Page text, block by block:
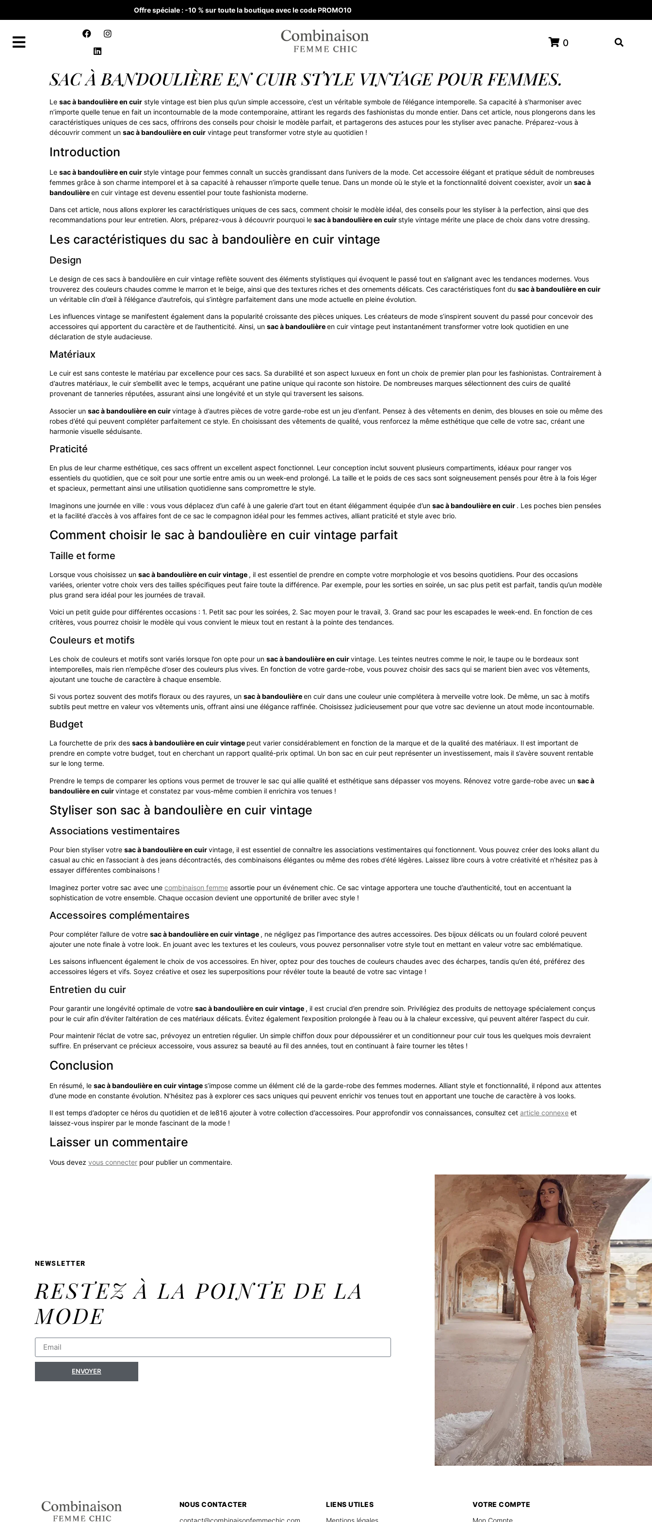
Offre spéciale : -10 % sur toute la boutique avec le code PROMO10
0
SAC À BANDOULIÈRE EN CUIR STYLE VINTAGE POUR FEMMES.
Le sac à bandoulière en cuir style vintage est bien plus qu’un simple accessoire, c’est un véritable symbole de l’élégance intemporelle. Sa capacité à s’harmoniser avec
n’importe quelle tenue en fait un incontournable de la mode contemporaine, attirant les regards des fashionistas du monde entier. Dans cet article, nous plongerons dans les
caractéristiques uniques de ces sacs, offrirons des conseils pour choisir le modèle parfait, et partagerons des astuces pour les styliser avec panache. Préparez-vous à
découvrir comment un sac à bandoulière en cuir vintage peut transformer votre style au quotidien !
Introduction
Le sac à bandoulière en cuirstyle vintage pour femmes connaît un succès grandissant dans l’univers de la mode. Cet accessoire élégant et pratique séduit de nombreuses
femmes grâce à son charme intemporel et à sa capacité à rehausser n’importe quelle tenue. Dans un monde où le style et la fonctionnalité doivent coexister, avoir un sac à
bandoulièreen cuir vintage est devenu essentiel pour toute fashionista moderne.
Dans cet article, nous allons explorer les caractéristiques uniques de ces sacs, comment choisir le modèle idéal, des conseils pour les styliser à la perfection, ainsi que des
recommandations pour leur entretien. Alors, préparez-vous à découvrir pourquoi le sac à bandoulière en cuirstyle vintage mérite une place de choix dans votre dressing.
Les caractéristiques du sac à bandoulière en cuir vintage
Design
Le design de ces sacs à bandoulière en cuir vintage reflète souvent des éléments stylistiques qui évoquent le passé tout en s’alignant avec les tendances modernes. Vous
trouverez des couleurs chaudes comme le marron et le beige, ainsi que des textures riches et des ornements délicats. Ces caractéristiques font du sac à bandoulière en cuir
un véritable clin d’œil à l’élégance d’autrefois, qui s’intègre parfaitement dans une mode actuelle en pleine évolution.
Les influences vintage se manifestent également dans la popularité croissante des pièces uniques. Les créateurs de mode s’inspirent souvent du passé pour concevoir des
accessoires qui apportent du caractère et de l’authenticité. Ainsi, un sac à bandoulièreen cuir vintage peut instantanément transformer votre look quotidien en une
déclaration de style audacieuse.
Matériaux
Le cuir est sans conteste le matériau par excellence pour ces sacs. Sa durabilité et son aspect luxueux en font un choix de premier plan pour les fashionistas. Contrairement à
d’autres matériaux, le cuir s’embellit avec le temps, acquérant une patine unique qui raconte son histoire. De nombreuses marques sélectionnent des cuirs de qualité
provenant de tanneries réputées, assurant ainsi une longévité et un style qui traversent les saisons.
Associer un sac à bandoulière en cuirvintage à d’autres pièces de votre garde-robe est un jeu d’enfant. Pensez à des vêtements en denim, des blouses en soie ou même des
robes d’été qui peuvent compléter parfaitement ce style. En choisissant des vêtements de qualité, vous renforcez la même esthétique que celle de votre sac, créant une
harmonie visuelle séduisante.
Praticité
En plus de leur charme esthétique, ces sacs offrent un excellent aspect fonctionnel. Leur conception inclut souvent plusieurs compartiments, idéaux pour ranger vos
essentiels du quotidien, que ce soit pour une sortie entre amis ou un week-end prolongé. La taille et le poids de ces sacs sont soigneusement pensés pour être à la fois léger
et spacieux, permettant ainsi une utilisation quotidienne sans compromettre le style.
Imaginons une journée en ville : vous vous déplacez d’un café à une galerie d’art tout en étant élégamment équipée d’un sac à bandoulière en cuir . Les poches bien pensées
et la facilité d’accès à vos affaires font de ce sac le compagnon idéal pour les femmes actives, alliant praticité et style avec brio.
Comment choisir le sac à bandoulière en cuir vintage parfait
Taille et forme
Lorsque vous choisissez un sac à bandoulière en cuir vintage , il est essentiel de prendre en compte votre morphologie et vos besoins quotidiens. Pour des occasions
variées, orienter votre choix vers des tailles spécifiques peut faire toute la différence. Par exemple, pour les sorties en soirée, un sac plus petit est parfait, tandis qu’un modèle
plus grand sera idéal pour les journées de travail.
Voici un petit guide pour différentes occasions : 1. Petit sac pour les soirées, 2. Sac moyen pour le travail, 3. Grand sac pour les escapades le week-end. En fonction de ces
critères, vous pourrez choisir le modèle qui vous convient le mieux tout en restant à la pointe des tendances.
Couleurs et motifs
Les choix de couleurs et motifs sont variés lorsque l’on opte pour un sac à bandoulière en cuirvintage. Les teintes neutres comme le noir, le taupe ou le bordeaux sont
intemporelles, mais rien n’empêche d’oser des couleurs plus vives. En fonction de votre garde-robe, vous pouvez choisir des sacs qui se marient bien avec vos vêtements,
ajoutant une touche de caractère à chaque ensemble.
Si vous portez souvent des motifs floraux ou des rayures, un sac à bandoulièreen cuir dans une couleur unie complétera à merveille votre look. De même, un sac à motifs
subtils peut mettre en valeur vos vêtements unis, offrant ainsi une élégance raffinée. Choisissez judicieusement pour que votre sac devienne un atout mode incontournable.
Budget
La fourchette de prix des sacs à bandoulière en cuir vintage peut varier considérablement en fonction de la marque et de la qualité des matériaux. Il est important de
prendre en compte votre budget, tout en cherchant un rapport qualité-prix optimal. Un bon sac en cuir peut représenter un investissement, mais il s’avère souvent rentable
sur le long terme.
Prendre le temps de comparer les options vous permet de trouver le sac qui allie qualité et esthétique sans dépasser vos moyens. Rénovez votre garde-robe avec un sac à
bandoulière en cuirvintage et constatez par vous-même combien il enrichira vos tenues !
Styliser son sac à bandoulière en cuir vintage
Associations vestimentaires
Pour bien styliser votre sac à bandoulière en cuirvintage, il est essentiel de connaître les associations vestimentaires qui fonctionnent. Vous pouvez créer des looks allant du
casual au chic en l’associant à des jeans décontractés, des combinaisons élégantes ou même des robes d’été légères. Laissez libre cours à votre créativité et n’hésitez pas à
essayer différentes combinaisons !
Imaginez porter votre sac avec une combinaison femme assortie pour un événement chic. Ce sac vintage apportera une touche d’authenticité, tout en accentuant la
sophistication de votre ensemble. Chaque occasion devient une opportunité de briller avec style !
Accessoires complémentaires
Pour compléter l’allure de votre sac à bandoulière en cuir vintage , ne négligez pas l’importance des autres accessoires. Des bijoux délicats ou un foulard coloré peuvent
ajouter une note finale à votre look. En jouant avec les textures et les couleurs, vous pouvez personnaliser votre style tout en mettant en valeur votre sac emblématique.
Les saisons influencent également le choix de vos accessoires. En hiver, optez pour des touches de couleurs chaudes avec des écharpes, tandis qu’en été, préférez des
accessoires légers et vifs. Soyez créative et osez les superpositions pour révéler toute la beauté de votre sac vintage !
Entretien du cuir
Pour garantir une longévité optimale de votre sac à bandoulière en cuir vintage , il est crucial d’en prendre soin. Privilégiez des produits de nettoyage spécialement conçus
pour le cuir afin d’éviter l’altération de ces matériaux délicats. Évitez également l’exposition prolongée à l’eau ou à la chaleur excessive, qui peuvent altérer l’aspect du cuir.
Pour maintenir l’éclat de votre sac, prévoyez un entretien régulier. Un simple chiffon doux pour dépoussiérer et un conditionneur pour cuir tous les quelques mois devraient
suffire. En préservant ce précieux accessoire, vous assurez sa beauté au fil des années, tout en continuant à faire tourner les têtes !
Conclusion
En résumé, le sac à bandoulière en cuir vintages’impose comme un élément clé de la garde-robe des femmes modernes. Alliant style et fonctionnalité, il répond aux attentes
d’une mode en constante évolution. N’hésitez pas à explorer ces sacs uniques qui peuvent enrichir vos tenues tout en apportant une touche de caractère à vos looks.
Il est temps d’adopter ce héros du quotidien et de le816 ajouter à votre collection d’accessoires. Pour approfondir vos connaissances, consultez cet article connexe et
laissez-vous inspirer par le monde fascinant de la mode !
Laisser un commentaire
Vous devez vous connecter pour publier un commentaire.
NEWSLETTER
RESTEZ À LA POINTE DE LA
MODE
ENVOYER
NOUS CONTACTER
contact@combinaisonfemmechic.com
LIENS UTILES
Mentions légales
VOTRE COMPTE
Mon Compte